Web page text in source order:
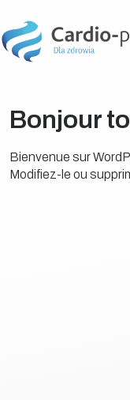
Bonjour
Bienvenue sur
Modifiez-le ou